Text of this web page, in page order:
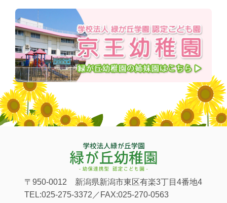
〒950-0012 新潟県新潟市東区有楽3丁目4番地4
TEL:025-275-3372／FAX:025-270-0563